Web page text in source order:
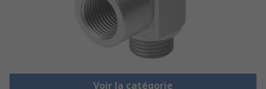
Voir la catégorie